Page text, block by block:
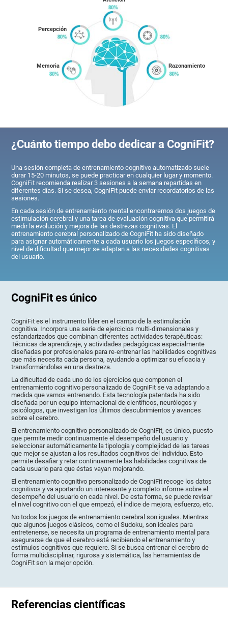
Memoria
Percepción
Razonamiento
¿Cuánto tiempo debo dedicar a CogniFit?
Una sesión completa de entrenamiento cognitivo automatizado suele
durar 15-20 minutos, se puede practicar en cualquier lugar y momento.
CogniFit recomienda realizar 3 sesiones a la semana repartidas en
diferentes días. Si se desea, CogniFit puede enviar recordatorios de las
sesiones.
En cada sesión de entrenamiento mental encontraremos dos juegos de
estimulación cerebral y una tarea de evaluación cognitiva que permitirá
medir la evolución y mejora de las destrezas cognitivas. El
entrenamiento cerebral personalizado de CogniFit ha sido diseñado
para asignar automáticamente a cada usuario los juegos específicos, y
nivel de dificultad que mejor se adaptan a las necesidades cognitivas
del usuario.
CogniFit es único
CogniFit es el instrumento líder en el campo de la estimulación
cognitiva. Incorpora una serie de ejercicios multi-dimensionales y
estandarizados que combinan diferentes actividades terapéuticas:
Técnicas de aprendizaje, y actividades pedagógicas especialmente
diseñadas por profesionales para re-entrenar las habilidades cognitivas
que más necesita cada persona, ayudando a optimizar su eficacia y
transformándolas en una destreza.
La dificultad de cada uno de los ejercicios que componen el
entrenamiento cognitivo personalizado de CogniFit se va adaptando a
medida que vamos entrenando. Esta tecnología patentada ha sido
diseñada por un equipo internacional de científicos, neurólogos y
psicólogos, que investigan los últimos descubrimientos y avances
sobre el cerebro.
El entrenamiento cognitivo personalizado de CogniFit, es único, puesto
que permite medir continuamente el desempeño del usuario y
seleccionar automáticamente la tipología y complejidad de las tareas
que mejor se ajustan a los resultados cognitivos del individuo. Esto
permite desafiar y retar continuamente las habilidades cognitivas de
cada usuario para que éstas vayan mejorando.
El entrenamiento cognitivo personalizado de CogniFit recoge los datos
cognitivos y va aportando un interesante y completo informe sobre el
desempeño del usuario en cada nivel. De esta forma, se puede revisar
el nivel cognitivo con el que empezó, el índice de mejora, esfuerzo, etc.
No todos los juegos de entrenamiento cerebral son iguales. Mientras
que algunos juegos clásicos, como el Sudoku, son ideales para
entretenerse, se necesita un programa de entrenamiento mental para
asegurarse de que el cerebro está recibiendo el entrenamiento y
estímulos cognitivos que requiere. Si se busca entrenar el cerebro de
forma multidisciplinar, rigurosa y sistemática, las herramientas de
CogniFit son la mejor opción.
Referencias científicas